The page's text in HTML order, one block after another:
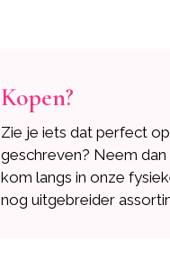
Kopen?
Zie je iets dat perfect
geschreven? Neem dan
kom langs in onze
nog uitgebreider